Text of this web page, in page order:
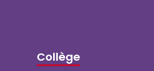
Collège